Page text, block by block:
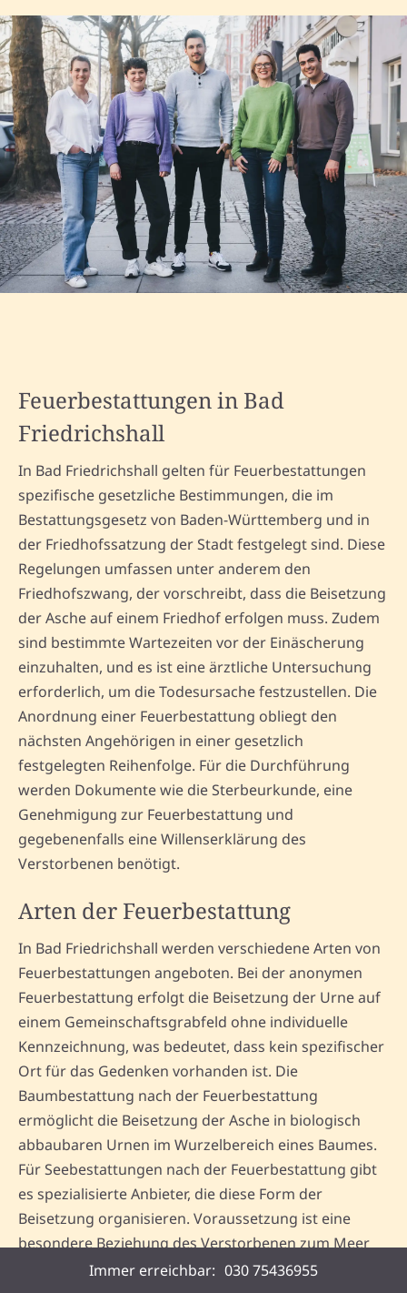
Feuerbestattungen in Bad
Friedrichshall
In Bad Friedrichshall gelten für Feuerbestattungen
spezifische gesetzliche Bestimmungen, die im
Bestattungsgesetz von Baden-Württemberg und in
der Friedhofssatzung der Stadt festgelegt sind. Diese
Regelungen umfassen unter anderem den
Friedhofszwang, der vorschreibt, dass die Beisetzung
der Asche auf einem Friedhof erfolgen muss. Zudem
sind bestimmte Wartezeiten vor der Einäscherung
einzuhalten, und es ist eine ärztliche Untersuchung
erforderlich, um die Todesursache festzustellen. Die
Anordnung einer Feuerbestattung obliegt den
nächsten Angehörigen in einer gesetzlich
festgelegten Reihenfolge. Für die Durchführung
werden Dokumente wie die Sterbeurkunde, eine
Genehmigung zur Feuerbestattung und
gegebenenfalls eine Willenserklärung des
Verstorbenen benötigt.
Arten der Feuerbestattung
In Bad Friedrichshall werden verschiedene Arten von
Feuerbestattungen angeboten. Bei der anonymen
Feuerbestattung erfolgt die Beisetzung der Urne auf
einem Gemeinschaftsgrabfeld ohne individuelle
Kennzeichnung, was bedeutet, dass kein spezifischer
Ort für das Gedenken vorhanden ist. Die
Baumbestattung nach der Feuerbestattung
ermöglicht die Beisetzung der Asche in biologisch
abbaubaren Urnen im Wurzelbereich eines Baumes.
Für Seebestattungen nach der Feuerbestattung gibt
es spezialisierte Anbieter, die diese Form der
Beisetzung organisieren. Voraussetzung ist eine
besondere Beziehung des Verstorbenen zum Meer
sowie eine behördliche Genehmigung.
Immer erreichbar: 030 75436955